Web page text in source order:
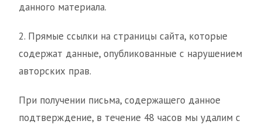
данного материала.
2. Прямые ссылки на страницы сайта, которые
содержат данные, опубликованные с нарушением
авторских прав.
При получении письма, содержащего данное
подтверждение, в течение 48 часов мы удалим с